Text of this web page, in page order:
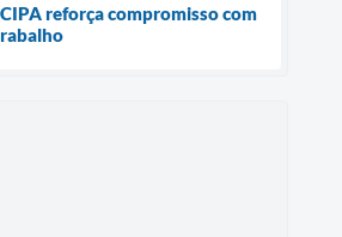
reforça compromisso com